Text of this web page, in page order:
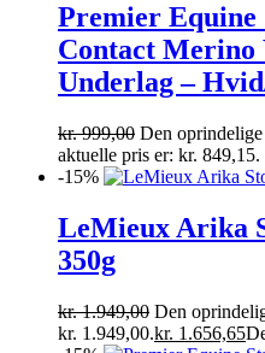
Premier Equine
Contact Merino
Underlag –
kr.999,00 Den
aktuelle pris er: kr. 849,15.
-15%
LeMieux Arika
350g
kr.1.949,00 Den
kr. 1.949,00.kr. 1.656,65